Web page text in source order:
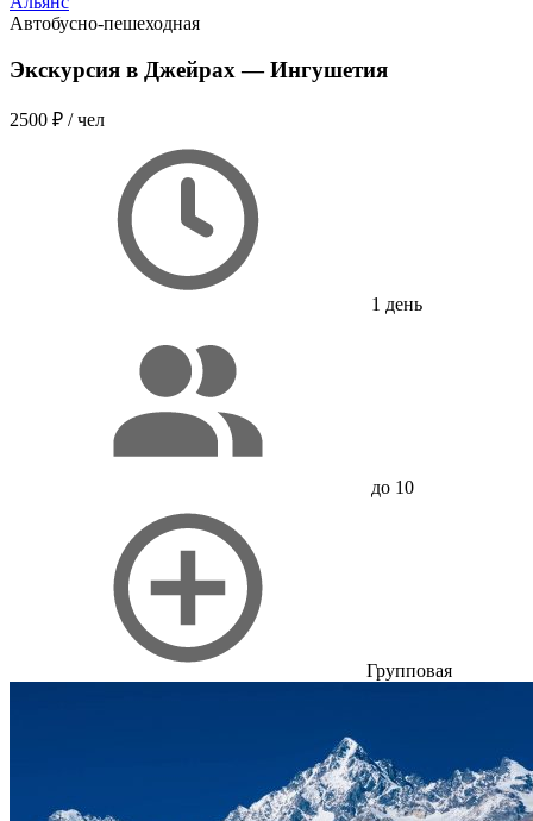
Автобусно-пешеходная
Экскурсия в Джейрах — Ингушетия
2500 ₽ / чел
1 день
до 10
Групповая